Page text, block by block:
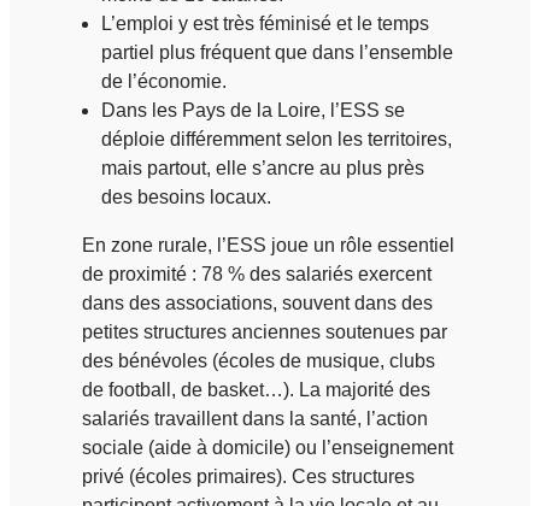
L’emploi y est très féminisé et le temps
partiel plus fréquent que dans l’ensemble
de l’économie.
Dans les Pays de la Loire, l’ESS se
déploie différemment selon les territoires,
mais partout, elle s’ancre au plus près
des besoins locaux.
En zone rurale, l’ESS joue un rôle essentiel
de proximité : 78 % des salariés exercent
dans des associations, souvent dans des
petites structures anciennes soutenues par
des bénévoles (écoles de musique, clubs
de football, de basket…). La majorité des
salariés travaillent dans la santé, l’action
sociale (aide à domicile) ou l’enseignement
privé (écoles primaires). Ces structures